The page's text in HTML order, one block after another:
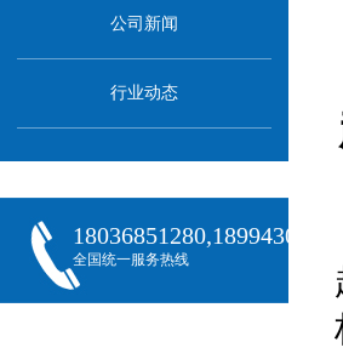
公司新闻
行业动态
全国统一服务热线